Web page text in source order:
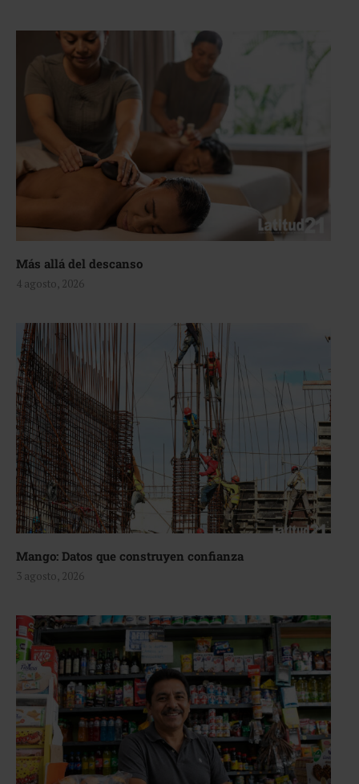
Más allá del descanso
4 agosto, 2026
Mango: Datos que construyen confianza
3 agosto, 2026